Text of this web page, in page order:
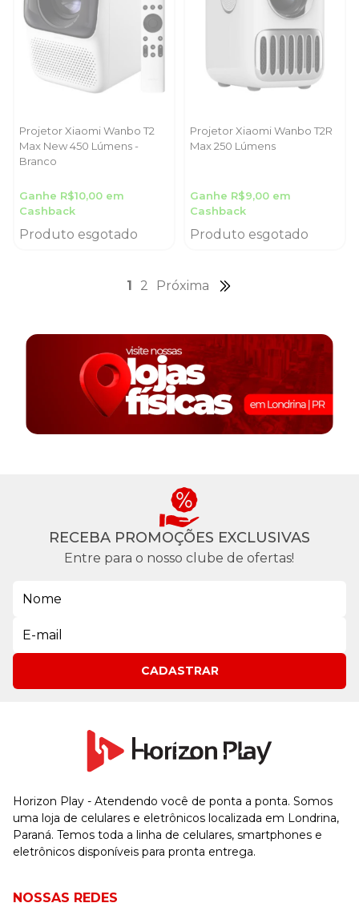
Projetor Xiaomi Wanbo T2
Max New 450 Lúmens -
Branco
Ganhe R$10,00 em
Cashback
Produto esgotado
Projetor Xiaomi Wanbo T2R
Max 250 Lúmens
Ganhe R$9,00 em
Cashback
Produto esgotado
1 2 Próxima
RECEBA PROMOÇÕES EXCLUSIVAS
Entre para o nosso clube de ofertas!
CADASTRAR
Horizon Play - Atendendo você de ponta a ponta. Somos
uma loja de celulares e eletrônicos localizada em Londrina,
Paraná. Temos toda a linha de celulares, smartphones e
eletrônicos disponíveis para pronta entrega.
NOSSAS REDES